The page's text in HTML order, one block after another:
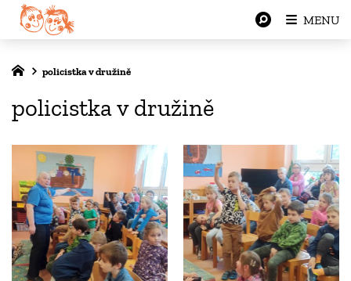
policistka v družině
policistka v družině
MENU